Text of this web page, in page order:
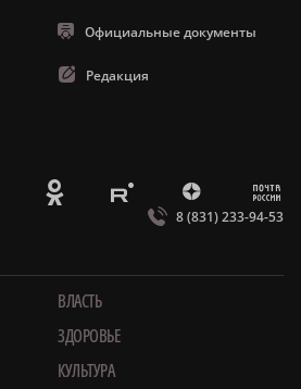
Официальные документы
Редакция
O E Z m
8 (831) 233-94-53
ВЛАСТЬ
ЗДОРОВЬЕ
КУЛЬТУРА